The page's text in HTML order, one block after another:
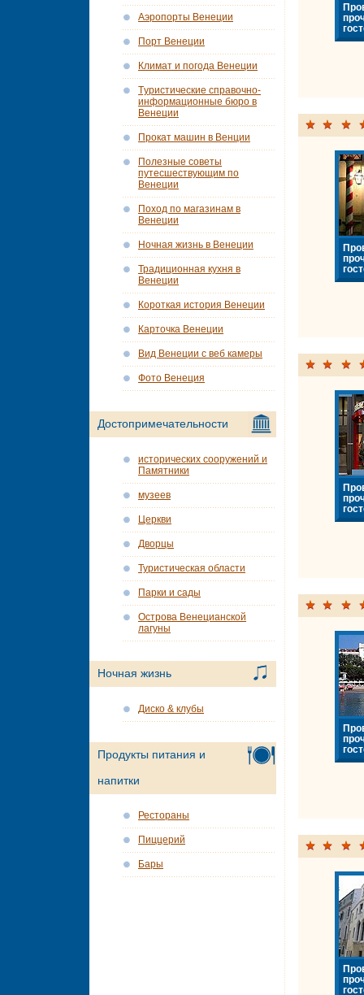
Аэропорты Венеции
Порт Венеции
Климат и погода Венеции
Tуристические справочно-
информационные бюро в
Венеции
Прокат машин в Венции
Полезные советы
путесшествующим по
Венеции
Поход по магазинам в
Венеции
Ночная жизнь в Венеции
Традиционная кухня в
Венеции
Короткая история Венеции
Карточка Венеции
Вид Венеции с веб камеры
Фото Венеция
Достопримечательности
исторических сооружений и
Памятники
музеев
Церкви
Дворцы
Туристическая области
Парки и сады
Острова Венецианской
лагуны
Ночная жизнь
Диско & клубы
Продукты питания и
напитки
Рестораны
Пиццерий
Бары